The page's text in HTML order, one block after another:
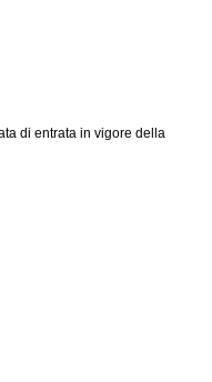
di entrata in vigore della